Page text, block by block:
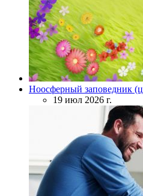
Ноосферный заповедник
19 июл 2026 г.